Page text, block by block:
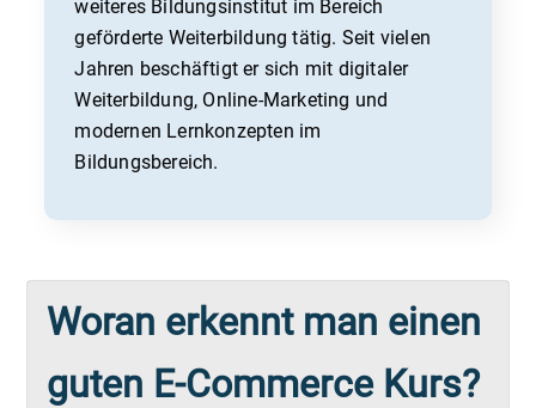
weiteres Bildungsinstitut im Bereich
geförderte Weiterbildung tätig. Seit vielen
Jahren beschäftigt er sich mit digitaler
Weiterbildung, Online-Marketing und
modernen Lernkonzepten im
Bildungsbereich.
Woran erkennt man einen
guten E-Commerce Kurs?